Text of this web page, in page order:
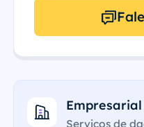
Empresarial
Serviços de